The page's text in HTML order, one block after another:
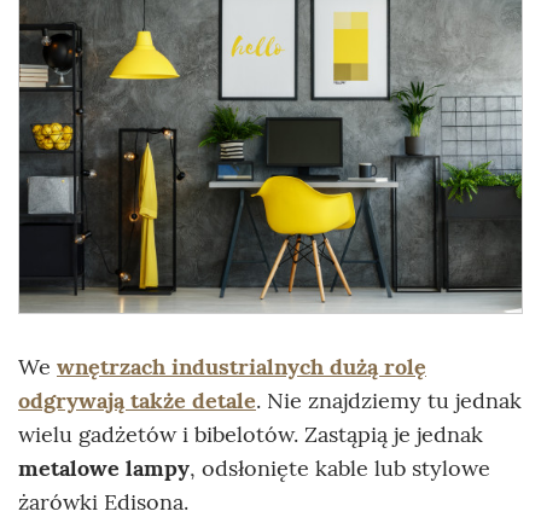
We wnętrzach industrialnych dużą rolę
odgrywają także detale. Nie znajdziemy tu jednak
wielu gadżetów i bibelotów. Zastąpią je jednak
metalowe lampy, odsłonięte kable lub stylowe
żarówki Edisona.